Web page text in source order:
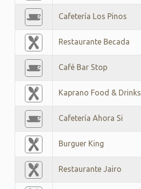
Cafetería Los Pinos
Restaurante Becada
Café Bar Stop
Kaprano Food & Drinks
Cafetería Ahora Si
Burguer King
Restaurante Jairo